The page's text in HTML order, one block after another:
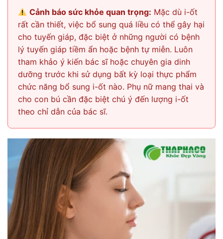
Cảnh báo sức khỏe quan trọng: Mặc dù i-ốt
rất cần thiết, việc bổ sung quá liều có thể gây hại
cho tuyến giáp, đặc biệt ở những người có bệnh
lý tuyến giáp tiềm ẩn hoặc bệnh tự miễn. Luôn
tham khảo ý kiến bác sĩ hoặc chuyên gia dinh
dưỡng trước khi sử dụng bất kỳ loại thực phẩm
chức năng bổ sung i-ốt nào. Phụ nữ mang thai và
cho con bú cần đặc biệt chú ý đến lượng i-ốt
theo chỉ dẫn của bác sĩ.